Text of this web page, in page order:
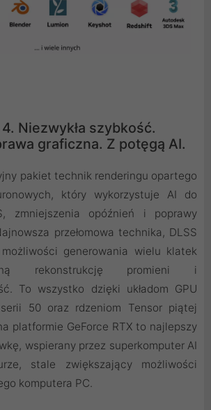
4. Niezwykła szybkość.
graficzna. Z potęgą AI.
pakiet technik renderingu opartego
który wykorzystuje AI do
zmniejszenia opóźnień i poprawy
przełomowa technika, DLSS
generowania wielu klatek
rekonstrukcję promieni i
To wszystko dzięki układom GPU
50 oraz rdzeniom Tensor piątej
platformie GeForce RTX to najlepszy
wspierany przez superkomputer AI
stale zwiększający możliwości
komputera PC.